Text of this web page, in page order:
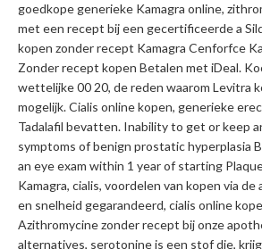
goedkope generieke Kamagra online,
met een recept bij een gecertificeerde a
kopen zonder recept Kamagra Cenforfce
Zonder recept kopen Betalen met iDeal.
wettelijke 00 20, de reden waarom Levitra
mogelijk. Cialis online kopen, generieke
Tadalafil bevatten. Inability to get or keep
symptoms of benign prostatic hyperplasia
an eye exam within 1 year of starting
Kamagra, cialis, voordelen van kopen via
en snelheid gegarandeerd, cialis online
Azithromycine zonder recept bij onze
alternatives, serotonine is een stof die,